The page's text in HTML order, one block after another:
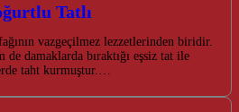
Tatlı
vazgeçilmez lezzetlerinden biridir.
de damaklarda bıraktığı eşsiz tat ile
taht kurmuştur.…